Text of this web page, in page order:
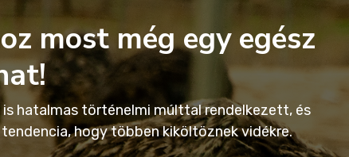
most még egy egész
hatalmas történelmi múlttal rendelkezett, és
hogy többen kiköltöznek vidékre.